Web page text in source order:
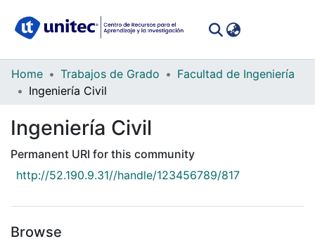
Communities
All of DSpace
Statistics
Home Trabajos de Grado
Facultad de Ingeniería
Ingeniería Civil
Ingeniería Civil
Permanent URI for this community
http://52.190.9.31//handle/123456789/817
Browse